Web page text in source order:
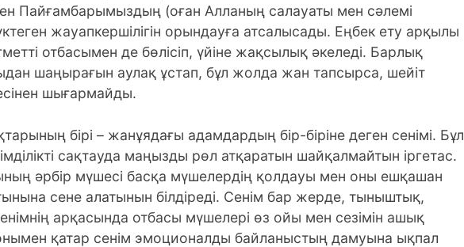
Пайғамбарымыздың (оған Алланың салауаты мен сәлемі
жауапкершілігін орындауға атсалысады. Еңбек ету арқылы
отбасымен де бөлісіп, үйіне жақсылық әкеледі. Барлық
шаңырағын аулақ ұстап, бұл жолда жан тапсырса, шейіт
шығармайды.
бірі – жанұядағы адамдардың бір-біріне деген сенімі. Бұл
сақтауда маңызды рөл атқаратын шайқалмайтын іргетас.
әрбір мүшесі басқа мүшелердің қолдауы мен оны ешқашан
сене алатынын білдіреді. Сенім бар жерде, тыныштық,
арқасында отбасы мүшелері өз ойы мен сезімін ашық
қатар сенім эмоционалды байланыстың дамуына ықпал